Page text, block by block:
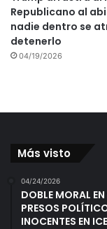
Republicano al
nadie dentro se
detenerlo
04/19/2026
Más visto
04/24/2026
DOBLE MORAL
PRESOS
INOCENTES EN ICE